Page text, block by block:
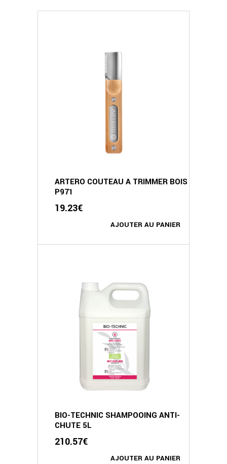
AJOUTER AU PANIER
ARTERO COUTEAU A TRIMMER BOIS
P971
19.23€
AJOUTER AU PANIER
BIO-TECHNIC SHAMPOOING ANTI-
CHUTE 5L
210.57€